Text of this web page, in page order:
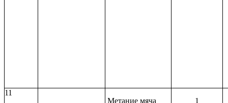
11
Метание мяча
1